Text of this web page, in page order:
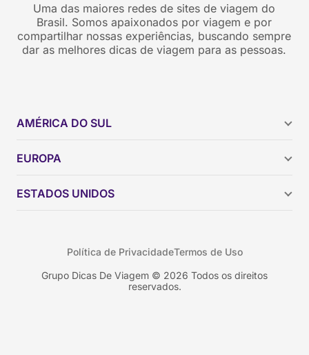
Uma das maiores redes de sites de viagem do
Brasil. Somos apaixonados por viagem e por
compartilhar nossas experiências, buscando sempre
dar as melhores dicas de viagem para as pessoas.
AMÉRICA DO SUL
Brasil
Colômbia
EUROPA
ESTADOS UNIDOS
Nova York
Grupo Dicas De Viagem © 2026 Todos os direitos
reservados.
Política de PrivacidadeTermos de Uso